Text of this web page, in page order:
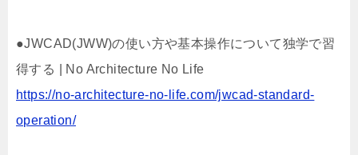
●JWCAD(JWW)の使い方や基本操作について独学で習
得する | No Architecture No Life
https://no-architecture-no-life.com/jwcad-standard-
operation/